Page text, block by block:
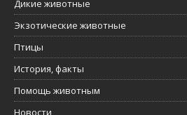
Дикие животные
Экзотические животные
Птицы
История, факты
Помощь животным
Новости